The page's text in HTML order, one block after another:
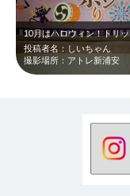
投稿者名：しいちゃん
撮影場所：アトレ新浦安